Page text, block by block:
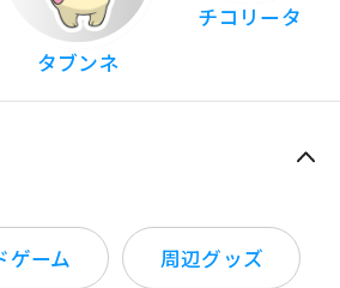
タブンネ
チコリータ
ゲーム 周辺グッズ